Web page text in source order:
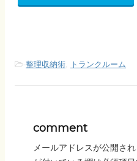
-整理収納術 トランクルーム
comment
メールアドレスが公開さ